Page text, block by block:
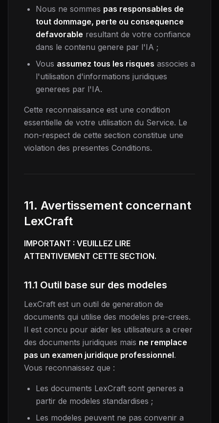
Nous ne sommes pas responsables de
tout dommage, perte ou consequence
defavorable resultant de votre confiance
dans le contenu genere par l'IA ;
Vous assumez tous les risques associes a
l'utilisation d'informations juridiques
generees par l'IA.
Cette reconnaissance est une condition
essentielle de votre utilisation du Service. Le
non-respect de cette section constitue une
violation des presentes Conditions.
11. Avertissement concernant
LexCraft
IMPORTANT : VEUILLEZ LIRE
ATTENTIVEMENT CETTE SECTION.
11.1 Outil base sur des modeles
LexCraft est un outil de generation de
documents qui utilise des modeles pre-crees.
Il est concu pour aider les utilisateurs a creer
des documents juridiques mais ne remplace
pas un examen juridique professionnel.
Vous reconnaissez que :
Les documents LexCraft sont generes a
partir de modeles standardises ;
Les modeles peuvent ne pas convenir a